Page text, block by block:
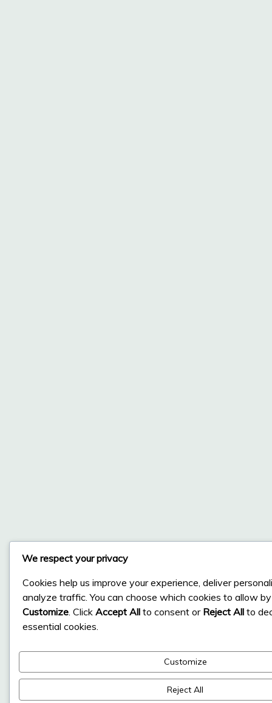
We respect your privacy
Cookies help us improve your experience, deliver
analyze traffic. You can choose which cookies to allow
Customize . Click Accept All to consent or Reject All to
essential cookies.
Customize
Reject All